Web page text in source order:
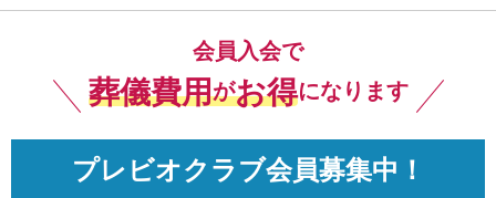
会員入会で
葬儀費用がお得になります
プレビオクラブ会員募集中！